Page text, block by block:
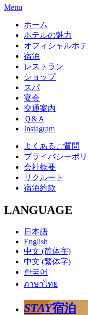
Menu
ホーム
ホテルの魅力
オフィシャルホ
宿泊
レストラン
ショップ
スパ
宴会
交通案内
Ｑ&Ａ
Instagram
よくあるご質問
プライバシーポ
会社概要
リクルート
宿泊約款
LANGUAGE
日本語
English
中文 (简体字)
中文 (繁体字)
한국어
ภาษาไทย
STAY宿泊